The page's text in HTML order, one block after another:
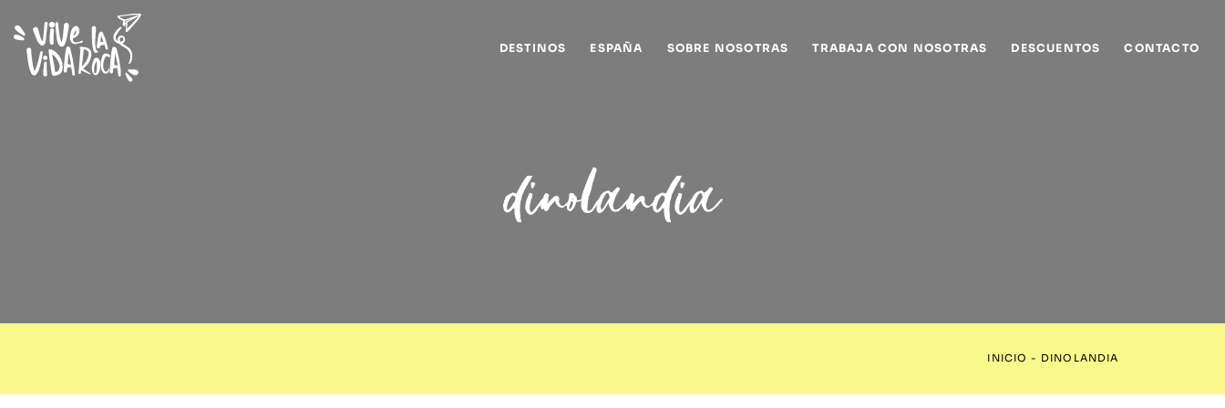
DESTINOS ESPAÑA SOBRE NOSOTRAS TRABAJA CON NOSOTRAS DESCUENTOS CONTACTO
dinolandia
INICIO - DINOLANDIA